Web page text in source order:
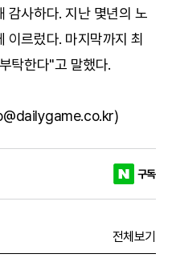
감사하다. 지난 몇년의 노
이르렀다. 마지막까지 최
탁한다"고 말했다.
구독
전체보기